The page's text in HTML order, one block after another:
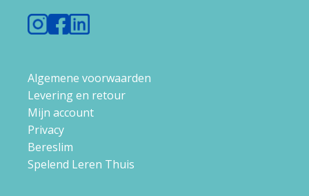
Algemene voorwaarden
Levering en retour
Mijn account
Privacy
Bereslim
Spelend Leren Thuis